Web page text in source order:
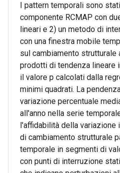
I pattern temporali sono
componente RCMAP con
lineari e 2) un metodo di
con una finestra mobile
sul cambiamento strutturale
prodotti di tendenza lineare
il valore p calcolati dalla
minimi quadrati. La
variazione percentuale
all'anno nella serie
l'affidabilità della variazione
di cambiamento strutturale
temporale in segmenti di
con punti di interruzione